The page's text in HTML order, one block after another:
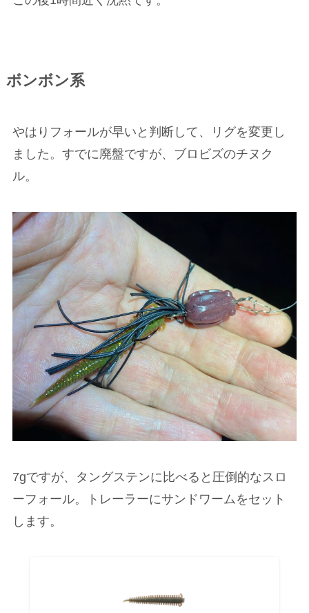
ボンボン系
やはりフォールが早いと判断して、リグを変更し
ました。すでに廃盤ですが、ブロビズのチヌク
ル。
7gですが、タングステンに比べると圧倒的なスロ
ーフォール。トレーラーにサンドワームをセット
します。